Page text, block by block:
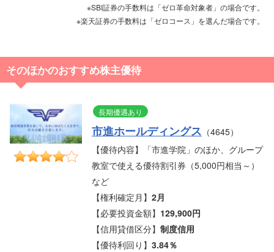
※SBI証券の手数料は「ゼロ革命対象者」の場合です。
※楽天証券の手数料は「ゼロコース」を選んだ場合です。
そのほかのおすすめ株主優待
長期優遇あり
市進ホールディングス （4645）
【優待内容】「市進学院」のほか、グループ
教室で使える優待割引券（5,000円相当～）
など
【権利確定月】2月
【必要投資金額】 129,900円
【信用貸借区分】制度信用
【優待利回り】3.84％